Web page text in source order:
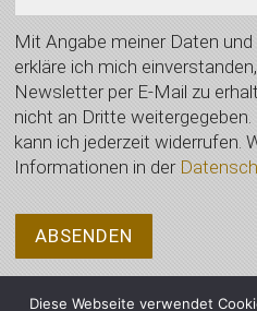
Mit Angabe meiner Daten
erkläre ich mich
Newsletter per E-Mail zu
nicht an Dritte
kann ich jederzeit widerrufen.
Informationen in der
Diese Webseite verwendet